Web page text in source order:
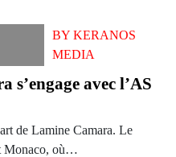
BY KERANOS
MEDIA
avec l’AS
de Lamine Camara. Le
Monaco, où…